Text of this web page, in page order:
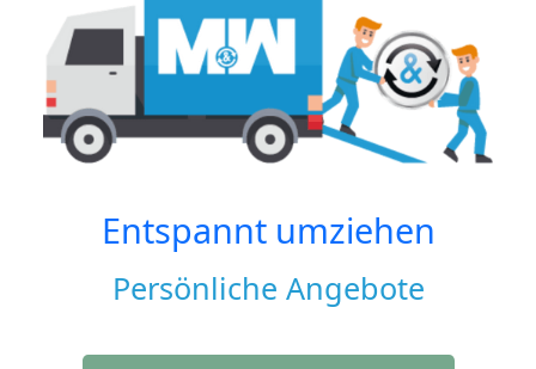
Entspannt umziehen
Persönliche Angebote